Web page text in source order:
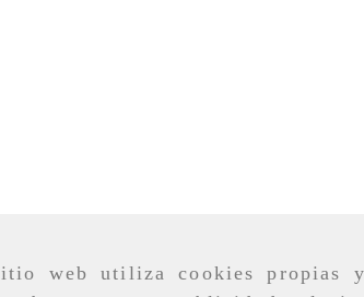
web utiliza cookies propias